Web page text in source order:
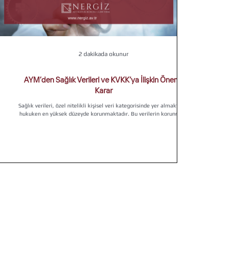
AYM’den Sağlık Verileri ve KVKK’ya İlişkin Önemli
Karar
Sağlık verileri, özel nitelikli kişisel veri kategorisinde yer almakta ve
hukuken en yüksek düzeyde korunmaktadır. Bu verilerin korunma...
2 dakikada okunur